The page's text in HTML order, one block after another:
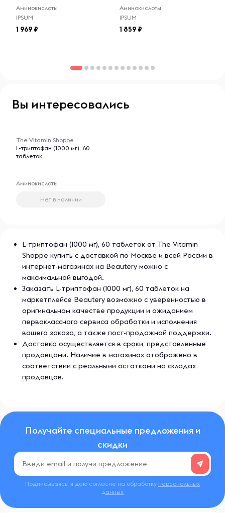
если наружная защитная пленка повреждена или
отсутствует.
Аминокислоты
IPSUM
1 969
Аминокислоты
IPSUM
1 859
Вы интересовались
The Vitamin Shoppe
L-триптофан (1000 мг), 60
таблеток
Аминокислоты
Нет в наличии
L-триптофан (1000 мг), 60 таблеток от The Vitamin
Shoppe купить с доставкой по Москве и всей России в
интернет-магазинах на Beautery можно с
максимальной выгодой.
Заказать L-триптофан (1000 мг), 60 таблеток на
маркетплейсе Beautery возможно с уверенностью в
оригинальном качестве продукции и ожиданием
первоклассного сервиса обработки и исполнения
вашего заказа, а также пост-продажной поддержки.
Доставка осуществляется в сроки, представленные
продавцами. Наличие в магазинах отображено в
соответствии с реальными остатками на складах
продавцов.
Получайте специальные предложения и
скидки
Подписываясь, я даю согласие на обработку персональных
данных